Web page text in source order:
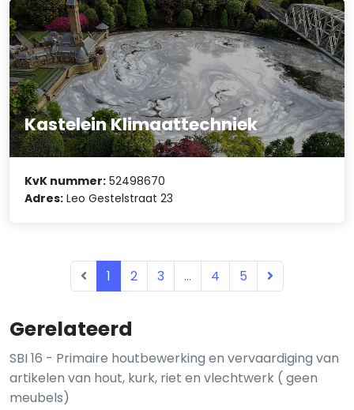
Gerelateerd
SBI 16 - Primaire houtbewerking en vervaardiging van
artikelen van hout, kurk, riet en vlechtwerk ( geen
meubels)
Kastelein Klimaattechniek
KvK nummer: 52498670
Adres: Leo Gestelstraat 23
1 2 3 ... 4 5